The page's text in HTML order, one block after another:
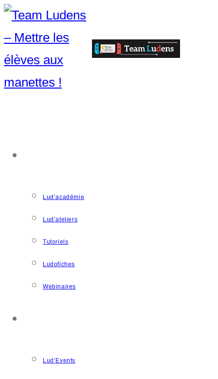
Lud’académie
Lud’ateliers
Tutoriels
Ludofiches
Webinaires
Lud’Events